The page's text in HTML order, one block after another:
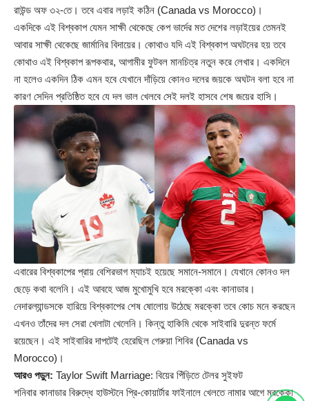
রাউন্ড অফ ৩২-তে। তবে এবার লড়াই কঠিন (Canada vs Morocco)।
একদিকে এই বিশ্বকাপ যেমন সাক্ষী থেকেছে কেপ ভার্দের মত দেশের লড়াইয়ের তেমনই
আবার সাক্ষী থেকেছে জার্মানির বিদায়ের। কোথাও যদি এই বিশ্বকাপ অঘটনের হয় তবে
কোথাও এই বিশ্বকাপ রূপকথার, আগামীর ফুটবল মানচিত্র নতুন করে লেখার। একদিনে
না হলেও একদিন ঠিক এমন হবে যেখানে দাঁড়িয়ে কোনও দলের জয়কে অঘটন বলা হবে না
কারণ সেদিন প্রতিষ্ঠিত হবে যে দল ভাল খেলবে সেই দলই হাসবে শেষ জয়ের হাসি।
এবারের বিশ্বকাপের প্রায় বেশিরভাগ ম্যাচই হয়েছে সমানে-সমানে। যেখানে কোনও দল
ছেড়ে কথা বলেনি। এই আবহে আজ মুখোমুখি হবে মরক্কো এবং কানাডার।
নেদারল্যান্ডসকে হারিয়ে বিশ্বকাপের শেষ ষোলোয় উঠেছে মরক্কো তবে কোচ মনে করছেন
এখনও তাঁদের দল সেরা খেলাটা খেলেনি। কিন্তু হাকিমি থেকে সাইবারি দুরন্ত ফর্মে
রয়েছেন। এই সাইবারির দাপটেই হেরেছিল গেরুয়া শিবির (Canada vs
Morocco)।
আরও পড়ুন: Taylor Swift Marriage: বিয়ের পিঁড়িতে টেলর সুইফট
শনিবার কানাডার বিরুদ্ধে হাউস্টনে প্রি-কোয়ার্টার ফাইনালে খেলতে নামার আগে মরক্কো